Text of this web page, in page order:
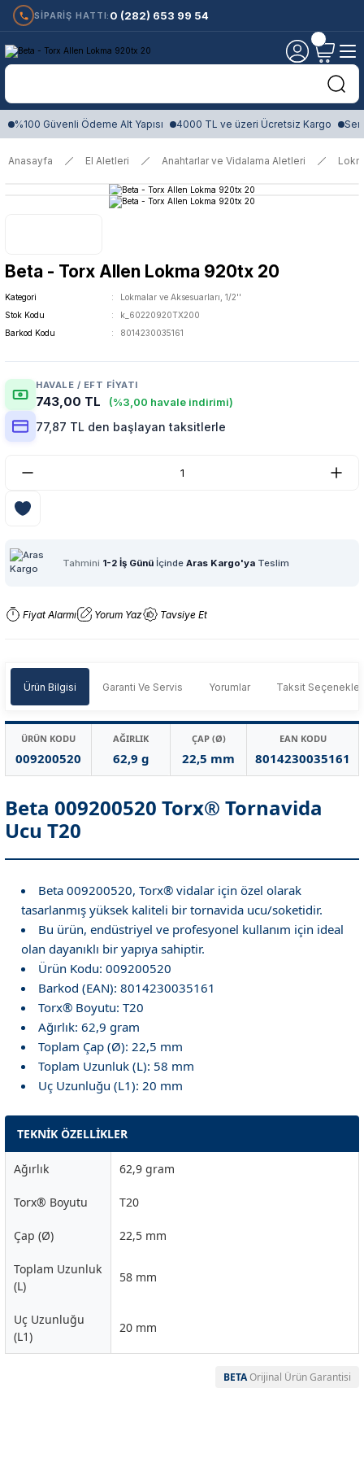
SİPARİŞ HATTI: 0 (282) 653 99 54
%100 Güvenli Ödeme Alt Yapısı 4000 TL ve üzeri Ücretsiz Kargo
Anasayfa El Aletleri Anahtarlar ve Vidalama Aletleri
Beta - Torx Allen Lokma 920tx 20
Kategori
Lokmalar ve Aksesuarları, 1/2''
Stok Kodu
k_60220920TX200
Barkod Kodu
8014230035161
HAVALE / EFT FIYATI
743,00 TL (%3,00 havale indirimi)
77,87 TL den başlayan taksitlerle
Tahmini 1-2 İş Günü İçinde Aras Kargo'ya Teslim
Fiyat Alarmı Yorum Yaz Tavsiye Et
Ürün Bilgisi Garanti Ve Servis Yorumlar Taksit
ÜRÜN KODU
009200520
AĞIRLIK
62,9 g
ÇAP (Ø)
22,5 mm
EAN KODU
8014230035161
Beta 009200520 Torx® Tornavida
Ucu T20
Beta 009200520, Torx® vidalar için özel olarak
tasarlanmış yüksek kaliteli bir tornavida ucu/soketidir.
Bu ürün, endüstriyel ve profesyonel kullanım için ideal
olan dayanıklı bir yapıya sahiptir.
Ürün Kodu: 009200520
Barkod (EAN): 8014230035161
Torx® Boyutu: T20
Ağırlık: 62,9 gram
Toplam Çap (Ø): 22,5 mm
Toplam Uzunluk (L): 58 mm
Uç Uzunluğu (L1): 20 mm
TEKNİK ÖZELLİKLER
Ağırlık 62,9 gram
Torx® Boyutu T20
Çap (Ø) 22,5 mm
Toplam Uzunluk
(L)
58 mm
Uç Uzunluğu
(L1)
20 mm
BETAOrijinal Ürün Garantisi